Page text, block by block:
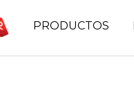
PRODUCTOS